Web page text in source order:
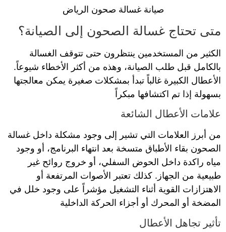
صيانة غسالة صحون الرياض
متى تحتاج غسالة الصحون إلى الصيانة؟
الكثير من المستخدمين ينتظرون حتى تتوقف الغسالة
بالكامل قبل طلب الصيانة، وهذه من أكثر الأخطاء شيوعاً.
الأعطال الكبيرة غالباً تبدأ بمشكلات صغيرة يمكن معالجتها
بسهولة إذا تم اكتشافها مبكراً
علامات الأعطال الشائعة
من أبرز العلامات التي تشير إلى وجود مشكلة داخل غسالة
الصحون بقاء الأطباق متسخة بعد انتهاء البرنامج، أو وجود
مياه راكدة داخل الحوض السفلي، أو خروج روائح غير
طبيعية من الجهاز. كذلك تعتبر الأصوات المرتفعة أو
الاهتزازات القوية أثناء التشغيل مؤشراً على وجود خلل في
المضخة أو المحرك أو أجزاء الحركة الداخلية
تأثير تجاهل الأعطال